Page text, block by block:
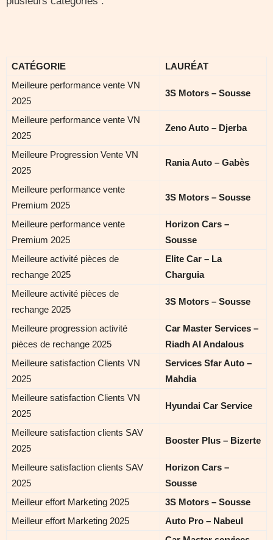
CATÉGORIE
LAURÉAT
Meilleure performance vente VN
2025
3S Motors – Sousse
Meilleure performance vente VN
2025
Zeno Auto – Djerba
Meilleure Progression Vente VN
2025
Rania Auto – Gabès
Meilleure performance vente
Premium 2025
3S Motors – Sousse
Meilleure performance vente
Premium 2025
Horizon Cars –
Sousse
Meilleure activité pièces de
rechange 2025
Elite Car – La
Charguia
Meilleure activité pièces de
rechange 2025
3S Motors – Sousse
Meilleure progression activité
pièces de rechange 2025
Car Master Services –
Riadh Al Andalous
Meilleure satisfaction Clients VN
2025
Services Sfar Auto –
Mahdia
Meilleure satisfaction Clients VN
2025
Hyundai Car Service
Meilleure satisfaction clients SAV
2025
Booster Plus – Bizerte
Meilleure satisfaction clients SAV
2025
Horizon Cars –
Sousse
Meilleur effort Marketing 2025
3S Motors – Sousse
Meilleur effort Marketing 2025
Auto Pro – Nabeul